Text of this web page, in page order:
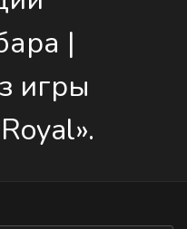
|
игры